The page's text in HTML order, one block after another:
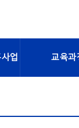
업 교육과